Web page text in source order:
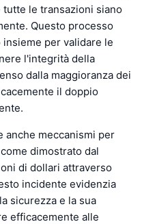
le transazioni siano
Questo processo
per validare le
l'integrità della
dalla maggioranza dei
il doppio
anche meccanismi per
dimostrato dal
di dollari attraverso
incidente evidenzia
sicurezza e la sua
efficacemente alle